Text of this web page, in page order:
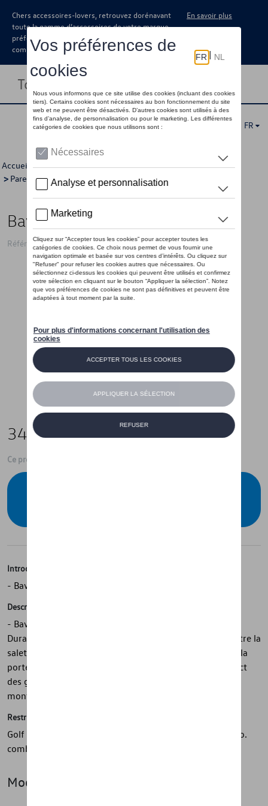
Chers accessoires-lovers, retrouvez dorénavant
toute la gamme d’accessoires de votre marque
préférée sous forme de catalogue à
commander auprès de votre concessionaire.
En savoir plus
Toggle navigation
FR
Accueil >Catalogue Volkswagen >Confort et protection
> Pare-boue > Détail
Bavette garde-boue, arrière
Référence: 5G9075101
34,21 €
Ce produit n'est actuellement pas de stock
Introduction
- Bavettes arrière Volkswagen d'origine
Description
- Bavettes arrière Volkswagen d'origine - Durables -
Durables - Protègent contre les rayures - Protègent contre la
saleté - Protègent le soubassement, les bas de caisse et la
porte - Réduisent les éclaboussures - Minimisent l'impact
des gravillons - 1 jeu = 2 pièces, arrière - Matériel de
montage inclus
Restrictions
Golf VII Variant (A7-5G) À utiliser uniquement avec PR no.
combinaison : 2JB
Modèle(s)